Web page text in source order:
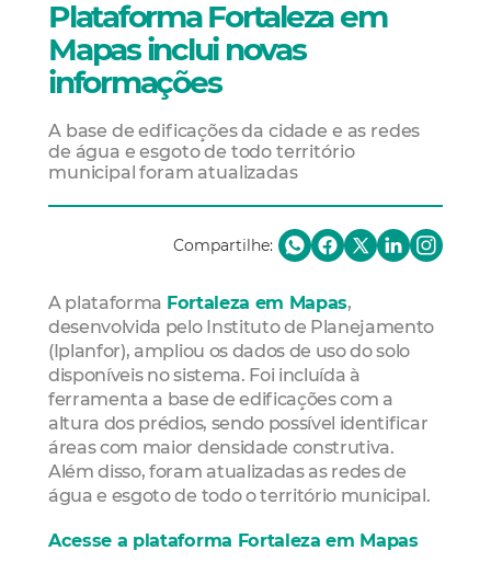
Plataforma Fortaleza em
Mapas inclui novas
informações
A base de edificações da cidade e as redes
de água e esgoto de todo território
municipal foram atualizadas
Compartilhe:
A plataforma Fortaleza em Mapas,
desenvolvida pelo Instituto de Planejamento
(Iplanfor), ampliou os dados de uso do solo
disponíveis no sistema. Foi incluída à
ferramenta a base de edificações com a
altura dos prédios, sendo possível identificar
áreas com maior densidade construtiva.
Além disso, foram atualizadas as redes de
água e esgoto de todo o território municipal.
Acesse a plataforma Fortaleza em Mapas